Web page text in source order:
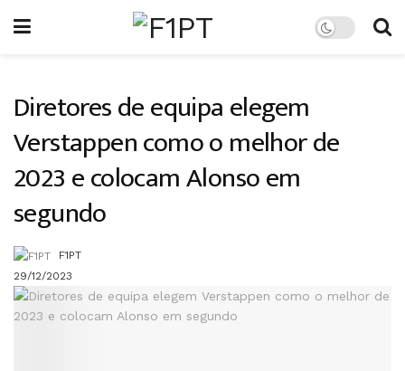
Diretores de equipa elegem
Verstappen como o melhor de
2023 e colocam Alonso em
segundo
F1PT
29/12/2023